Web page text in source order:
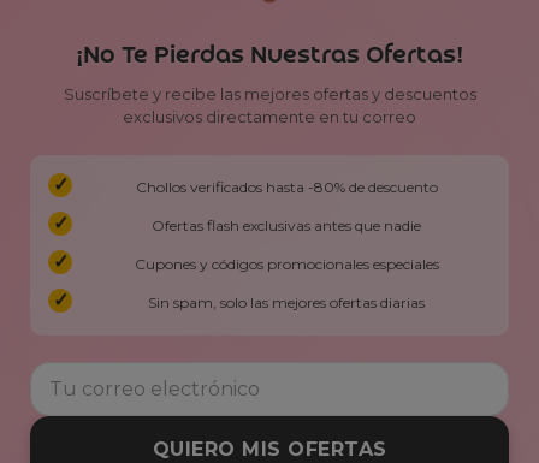
¡No Te Pierdas Nuestras Ofertas!
Suscríbete y recibe las mejores ofertas y descuentos
exclusivos directamente en tu correo
Chollos verificados hasta -80% de descuento
Ofertas flash exclusivas antes que nadie
Cupones y códigos promocionales especiales
Sin spam, solo las mejores ofertas diarias
QUIERO MIS OFERTAS